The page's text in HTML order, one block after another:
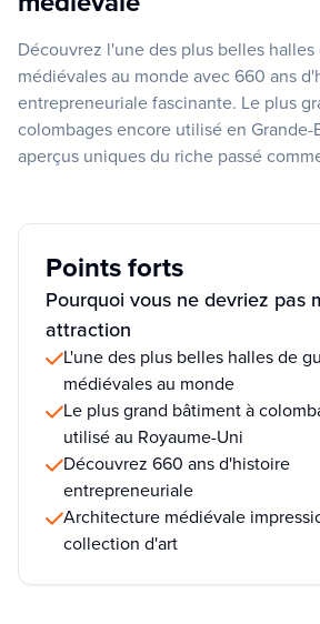
Découvrez l'une des plus belles
médiévales au monde avec 660 ans
entrepreneuriale fascinante. Le plus
colombages encore utilisé en
aperçus uniques du riche passé
Points forts
Pourquoi vous ne devriez pas
attraction
L'une des plus belles halles de
médiévales au monde
Le plus grand bâtiment à
utilisé au Royaume-Uni
Découvrez 660 ans d'histoire
entrepreneuriale
Architecture médiévale
collection d'art